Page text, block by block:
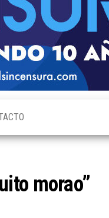
morao”